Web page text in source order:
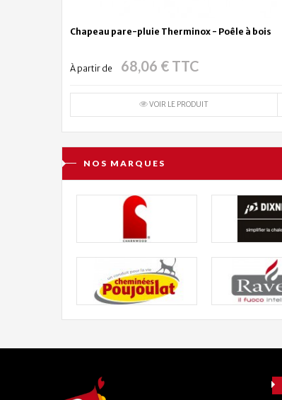
Chapeau pare-pluie Therminox - Poêle à bois
À partir de 68,06 € TTC
VOIR LE PRODUIT
NOS MARQUES